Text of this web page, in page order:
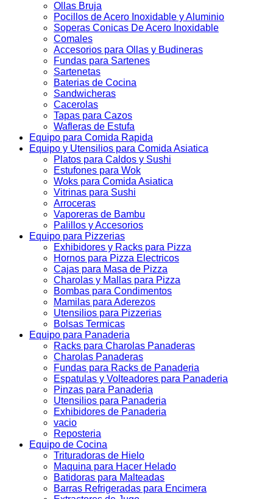
Ollas Bruja
Pocillos de Acero Inoxidable y Aluminio
Soperas Conicas De Acero Inoxidable
Comales
Accesorios para Ollas y Budineras
Fundas para Sartenes
Sartenetas
Baterias de Cocina
Sandwicheras
Cacerolas
Tapas para Cazos
Wafleras de Estufa
Equipo para Comida Rapida
Equipo y Utensilios para Comida Asiatica
Platos para Caldos y Sushi
Estufones para Wok
Woks para Comida Asiatica
Vitrinas para Sushi
Arroceras
Vaporeras de Bambu
Palillos y Accesorios
Equipo para Pizzerias
Exhibidores y Racks para Pizza
Hornos para Pizza Electricos
Cajas para Masa de Pizza
Charolas y Mallas para Pizza
Bombas para Condimentos
Mamilas para Aderezos
Utensilios para Pizzerias
Bolsas Termicas
Equipo para Panaderia
Racks para Charolas Panaderas
Charolas Panaderas
Fundas para Racks de Panaderia
Espatulas y Volteadores para Panaderia
Pinzas para Panaderia
Utensilios para Panaderia
Exhibidores de Panaderia
vacio
Reposteria
Equipo de Cocina
Trituradoras de Hielo
Maquina para Hacer Helado
Batidoras para Malteadas
Barras Refrigeradas para Encimera